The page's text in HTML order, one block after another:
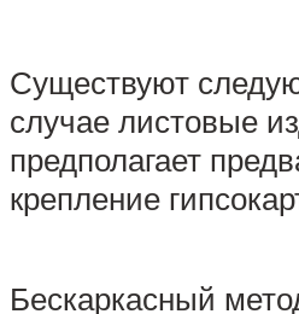
Существуют
случае листовые
предполагает
крепление
Бескаркасный